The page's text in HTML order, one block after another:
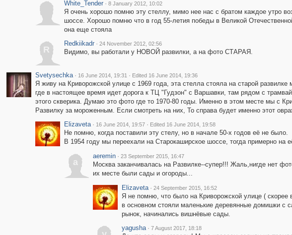
White_Tender · 8 January 2012, 10:02
Я очень хорошо помню эту стеллу, мимо нее нас с братом каждое утро
шоссе. Хорошо помню что в год 55-летия победы в Великой
она еще стояла
R
Redkiikadr · 24 November 2012, 02:56
Видимо, вы работали у НОВОЙ развилки, а на фото СТАРАЯ.
Svetysechka · 16 June 2014, 19:31 · Edited 16 June 2014, 19:36
Я живу на Криворожской улице с 1969 года, эта стелла стояла на старой
где в настоящее время идет дорога к ТЦ "Гудзон" с Варшавки, там рядом с
этого скверика. Думаю это фото где то 1970-80 годы. Именно в этом месте мы с
Развилку за мороженным. Если смотреть на них, То справа будет именно этот
Elizaveta · 16 June 2014, 19:57 · Edited 16 June 2014, 19:58
Не помню, когда поставили эту стелу, но в начале 50-х годов её не было.
В 1954 году мы переехали на Старокаширское шоссе, тогда примерно
a
aeremin · 23 September 2015, 16:47
Москва заканчивалась на Развилке--супер!!! Жаль,нигде нет
их месте были сады и огороды...
Elizaveta · 24 September 2015, 16:52
Я не помню, что было на Криворожской улице ( скорее
в основном стояли маленькие деревянные домишки с
рынок, начинались вишнёвые сады.
yagusha · 7 August 2017, 18:18